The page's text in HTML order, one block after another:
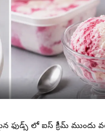
ఫుడ్స్ లో ఐస్ క్రీమ్ ముందు